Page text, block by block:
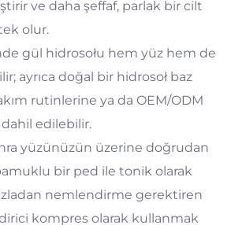
ve daha şeffaf, parlak bir cilt
olur.
gül hidrosołu hem yüz hem de
ayrıca doğal bir hidrosoł baz
rutinlerine ya da OEM/ODM
edilebilir.
yüzünüzün üzerine doğrudan
bir ped ile tonik olarak
nemlendirme gerektiren
kompres olarak kullanmak